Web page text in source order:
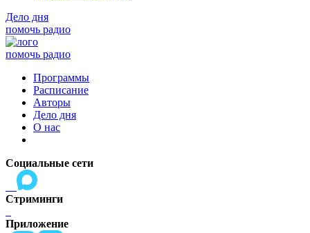
Дело дня
помочь радио
помочь радио
Программы
Расписание
Авторы
Дело дня
О нас
Социальные сети
Стриминги
Приложение